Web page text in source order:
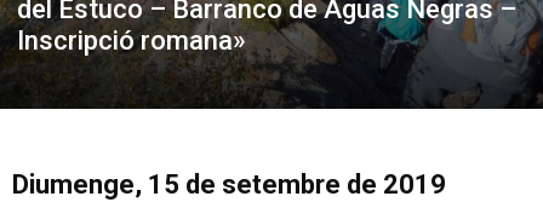
del Estuco – Barranco de Aguas Negras –
Inscripció romana»
Diumenge, 15 de setembre de 2019